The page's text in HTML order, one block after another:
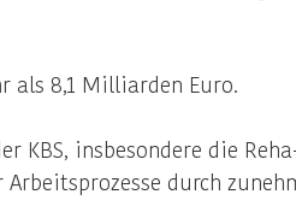
als 8,1 Milliarden Euro.
KBS, insbesondere die
durch